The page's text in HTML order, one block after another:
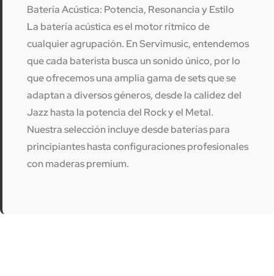
Batería Acústica: Potencia, Resonancia y Estilo
La batería acústicaes el motor rítmico de
cualquier agrupación. EnServimusic, entendemos
que cada baterista busca un sonido único, por lo
que ofrecemos una amplia gama de sets que se
adaptan a diversos géneros, desde la calidez del
Jazz hasta la potencia del Rock y el Metal.
Nuestra selección incluye desde baterías para
principiantes hasta configuraciones profesionales
con maderas premium.